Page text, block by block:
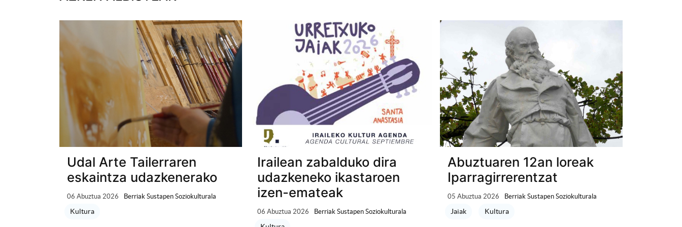
Udal Arte Tailerraren
eskaintza udazkenerako
06 Abuztua 2026 Berriak Sustapen Soziokulturala
Kultura
Irailean zabalduko dira
udazkeneko ikastaroen
izen-emateak
06 Abuztua 2026 Berriak Sustapen Soziokulturala
Abuztuaren 12an loreak
Iparragirrerentzat
05 Abuztua 2026 Berriak Sustapen Soziokulturala
Jaiak Kultura